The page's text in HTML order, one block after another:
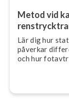
Metod vid
Lär dig hur
påverkar
och hur